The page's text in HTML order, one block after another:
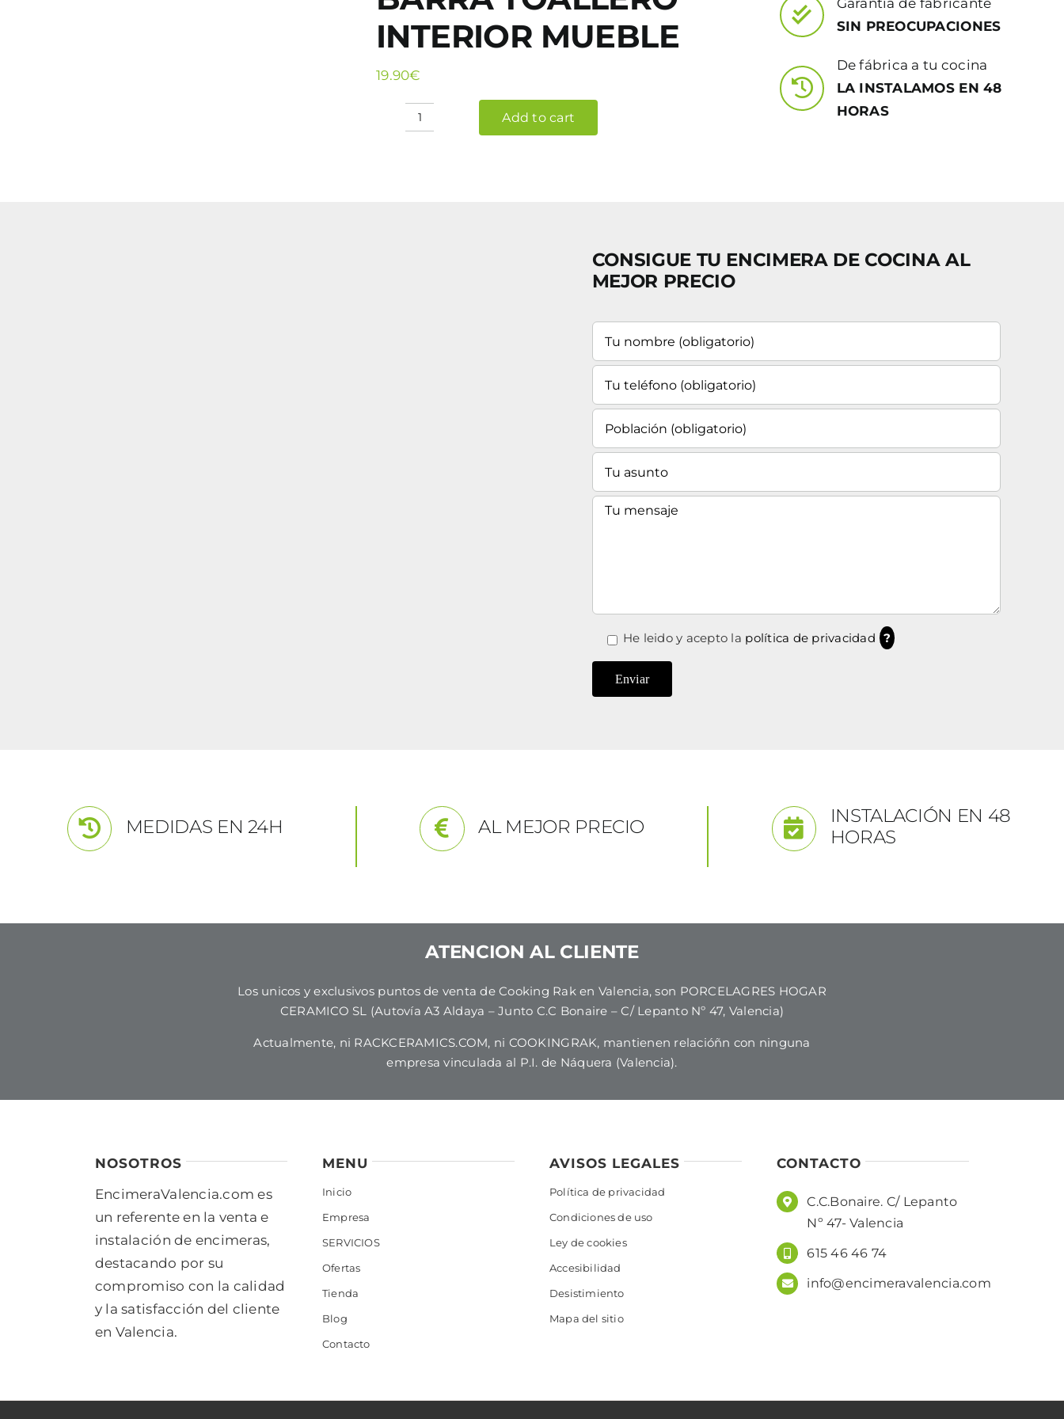
INTERIOR MUEBLE
19.90€
BARRA
Add to cart
Garantía de fabricante
SIN PREOCUPACIONES
De fábrica a tu cocina
LA INSTALAMOS EN 48
HORAS
CONSIGUE TU ENCIMERA DE COCINA AL
MEJOR PRECIO
He leido y acepto la política de privacidad ?
MEDIDAS EN 24H AL MEJOR PRECIO
INSTALACIÓN EN 48
HORAS
ATENCION AL CLIENTE
Los unicos y exclusivos puntos de venta de Cooking Rak en Valencia, son PORCELAGRES HOGAR
CERAMICO SL (Autovía A3 Aldaya – Junto C.C Bonaire – C/ Lepanto Nº 47, Valencia)
Actualmente, ni RACKCERAMICS.COM, ni COOKINGRAK, mantienen relacióñn con ninguna
empresa vinculada al P.I. de Náquera (Valencia).
NOSOTROS
EncimeraValencia.com es
un referente en la venta e
instalación de encimeras,
destacando por su
compromiso con la calidad
y la satisfacción del cliente
en Valencia.
MENU
Inicio
Empresa
SERVICIOS
Ofertas
Tienda
Blog
Contacto
AVISOS LEGALES
Política de privacidad
Condiciones de uso
Ley de cookies
Accesibilidad
Desistimiento
Mapa del sitio
CONTACTO
C.C.Bonaire. C/ Lepanto
Nº 47- Valencia
615 46 46 74
info@encimeravalencia.com